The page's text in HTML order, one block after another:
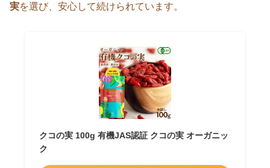
実を選び、安心して続けられています。
クコの実 100g 有機JAS認証 クコの実 オーガニッ
ク